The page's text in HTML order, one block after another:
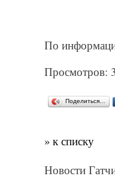
По
Просмотров:
Поделиться…
» к списку
Новости